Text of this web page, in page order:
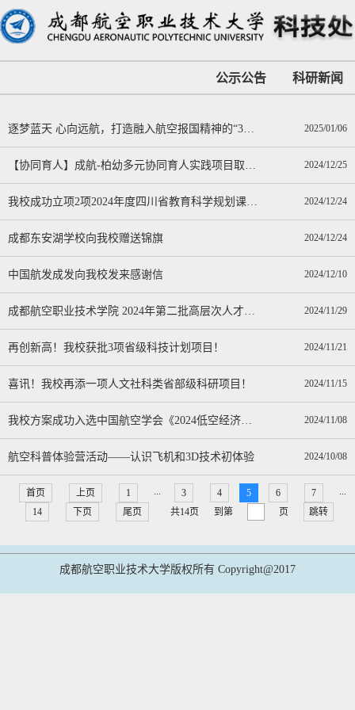
公示公告 科研新闻
2025/01/06
2024/12/25
2024/12/24
2024/12/24
成都东安湖学校向我校赠送锦旗
2024/12/10
中国航发成发向我校发来感谢信
2024/11/29
2024/11/21
再创新高！我校获批3项省级科技计划项目！
2024/11/15
喜讯！我校再添一项人文社科类省部级科研项目！
2024/11/08
2024/10/08
航空科普体验营活动——认识飞机和3D技术初体验
首页 上页 1 ... 3 4 5 6 7
...
14
下页 尾页 共14页 到第 页 跳转
成都航空职业技术大学版权所有 Copyright@2017